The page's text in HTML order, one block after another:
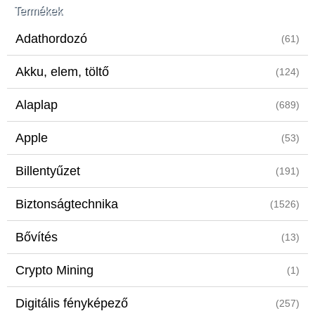
Termékek
Adathordozó (61)
Akku, elem, töltő (124)
Alaplap (689)
Apple (53)
Billentyűzet (191)
Biztonságtechnika (1526)
Bővítés (13)
Crypto Mining (1)
Digitális fényképező (257)